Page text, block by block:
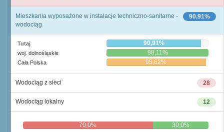
90,91%
Mieszkania wyposażone w instalacje techniczno-sanitarne -
wodociąg
Tutaj 90,91%
woj. dolnośląskie 98,11%
Cała Polska 95,62%
28
Wodociąg z sieci
12
Wodociąg lokalny
70,0% 30,0%